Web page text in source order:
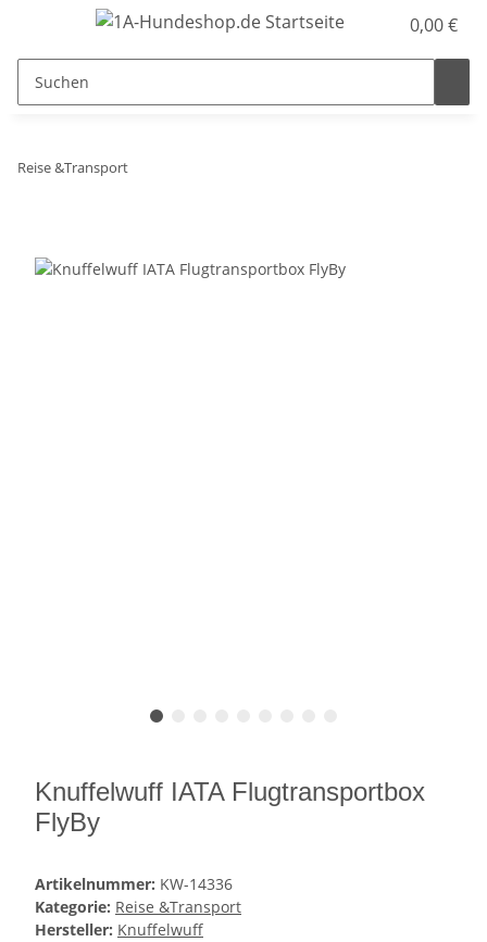
0,00 €
Reise &Transport
Knuffelwuff IATA Flugtransportbox
FlyBy
Artikelnummer: KW-14336
Kategorie: Reise &Transport
Hersteller: Knuffelwuff